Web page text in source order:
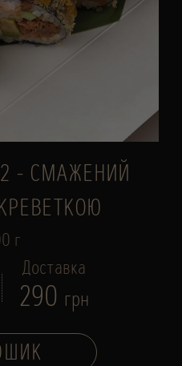
- СМАЖЕНИЙ
г
Доставка
290 грн